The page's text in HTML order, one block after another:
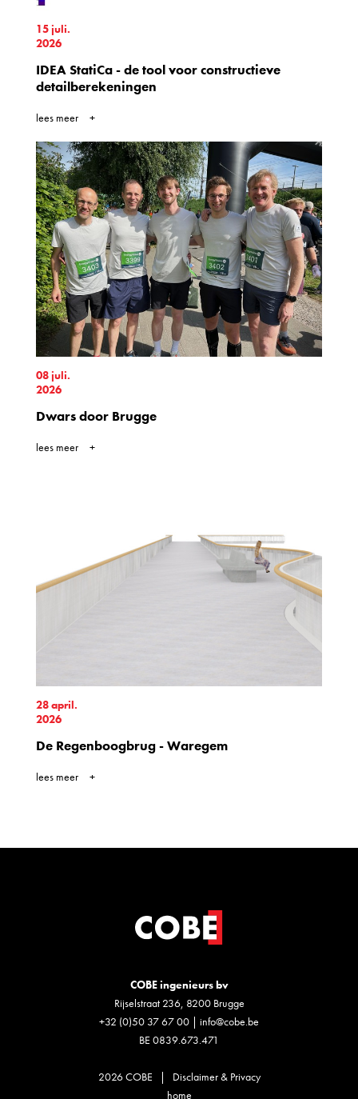
15 juli.
2026
IDEA StatiCa - de tool voor constructieve
detailberekeningen
lees meer
08 juli.
2026
Dwars door Brugge
lees meer
28 april.
2026
De Regenboogbrug - Waregem
lees meer
COBE ingenieurs bv
Rijselstraat 236, 8200 Brugge
+32 (0)50 37 67 00 | info@cobe.be
BE 0839.673.471
2026 COBE | Disclaimer & Privacy
home